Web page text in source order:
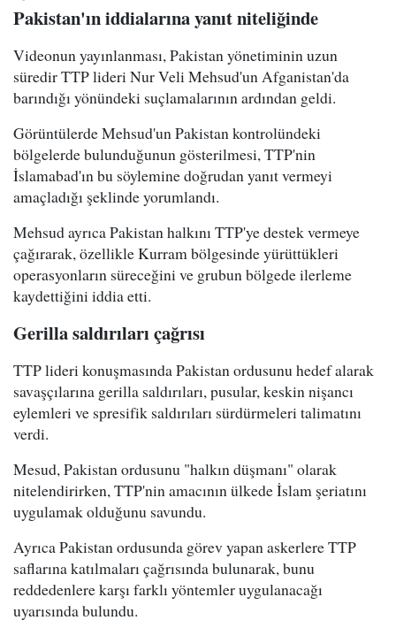
Pakistan'ın iddialarına yanıt niteliğinde
Videonun yayınlanması, Pakistan yönetiminin uzun
süredir TTP lideri Nur Veli Mehsud'un Afganistan'da
barındığı yönündeki suçlamalarının ardından geldi.
Görüntülerde Mehsud'un Pakistan kontrolündeki
bölgelerde bulunduğunun gösterilmesi, TTP'nin
İslamabad'ın bu söylemine doğrudan yanıt vermeyi
amaçladığı şeklinde yorumlandı.
Mehsud ayrıca Pakistan halkını TTP'ye destek vermeye
çağırarak, özellikle Kurram bölgesinde yürüttükleri
operasyonların süreceğini ve grubun bölgede ilerleme
kaydettiğini iddia etti.
Gerilla saldırıları çağrısı
TTP lideri konuşmasında Pakistan ordusunu hedef alarak
savaşçılarına gerilla saldırıları, pusular, keskin nişancı
eylemleri ve spresifik saldırıları sürdürmeleri talimatını
verdi.
Mesud, Pakistan ordusunu "halkın düşmanı" olarak
nitelendirirken, TTP'nin amacının ülkede İslam şeriatını
uygulamak olduğunu savundu.
Ayrıca Pakistan ordusunda görev yapan askerlere TTP
saflarına katılmaları çağrısında bulunarak, bunu
reddedenlere karşı farklı yöntemler uygulanacağı
uyarısında bulundu.